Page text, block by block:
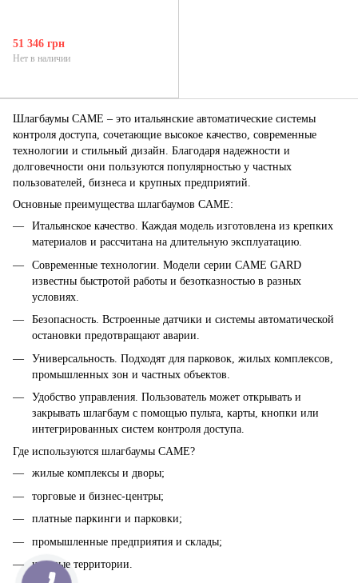
Шлагбаумы CAME – это итальянские автоматические системы
контроля доступа, сочетающие высокое качество, современные
технологии и стильный дизайн. Благодаря надежности и
долговечности они пользуются популярностью у частных
пользователей, бизнеса и крупных предприятий.
Основные преимущества шлагбаумов CAME:
Итальянское качество. Каждая модель изготовлена ​​из крепких
материалов и рассчитана на длительную эксплуатацию.
Современные технологии. Модели серии CAME GARD
известны быстротой работы и безотказностью в разных
условиях.
Безопасность. Встроенные датчики и системы автоматической
остановки предотвращают аварии.
Универсальность. Подходят для парковок, жилых комплексов,
промышленных зон и частных объектов.
Удобство управления. Пользователь может открывать и
закрывать шлагбаум с помощью пульта, карты, кнопки или
интегрированных систем контроля доступа.
Где используются шлагбаумы CAME?
жилые комплексы и дворы;
торговые и бизнес-центры;
платные паркинги и парковки;
промышленные предприятия и склады;
частные территории.
51 346 грн
Нет в наличии